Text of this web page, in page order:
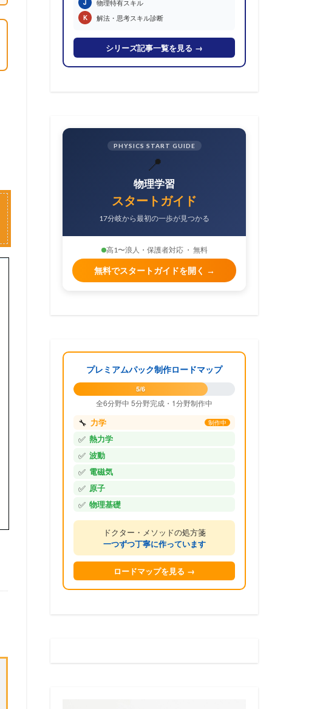
J 物理特有スキル
K 解法・思考スキル診断
シリーズ記事一覧を見る →
PHYSICS START GUIDE
📍
物理学習
スタートガイド
17分岐から最初の一歩が見つかる
高1〜浪人・保護者対応 ・ 無料
無料でスタートガイドを開く →
プレミアムパック制作ロードマップ
5/6
全6分野中 5分野完成・1分野制作中
🔧 力学 制作中
✅ 熱力学
✅ 波動
✅ 電磁気
✅ 原子
✅ 物理基礎
ドクター・メソッドの処方箋
一つずつ丁寧に作っています
ロードマップを見る →